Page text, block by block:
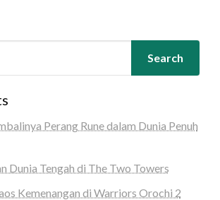
Search
Perang Rune dalam Dunia Penuh
Dunia Tengah di The Two Towers
Kemenangan di Warriors Orochi 2